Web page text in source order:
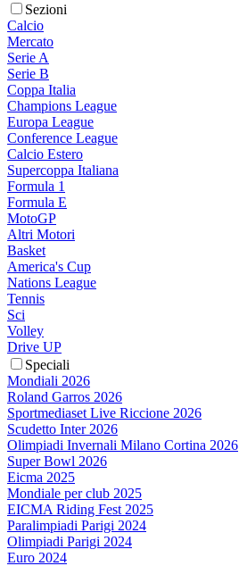
Sezioni
Calcio
Mercato
Serie A
Serie B
Coppa Italia
Champions League
Europa League
Conference League
Calcio Estero
Supercoppa Italiana
Formula 1
Formula E
MotoGP
Altri Motori
Basket
America's Cup
Nations League
Tennis
Sci
Volley
Drive UP
Speciali
Mondiali 2026
Roland Garros 2026
Sportmediaset Live Riccione 2026
Scudetto Inter 2026
Olimpiadi Invernali Milano Cortina 2026
Super Bowl 2026
Eicma 2025
Mondiale per club 2025
EICMA Riding Fest 2025
Paralimpiadi Parigi 2024
Olimpiadi Parigi 2024
Euro 2024